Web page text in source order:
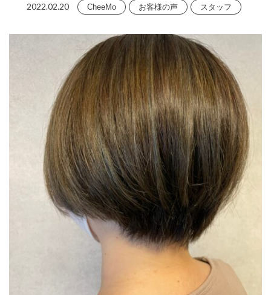
2022.02.20 CheeMo お客様の声 スタッフ